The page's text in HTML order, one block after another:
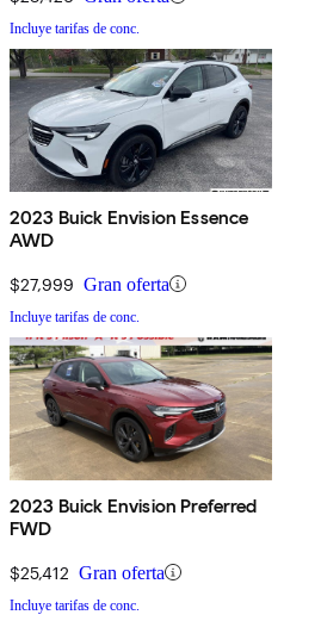
Incluye tarifas de conc.
2023 Buick Envision Essence
AWD
$27,999 Gran oferta
Incluye tarifas de conc.
2023 Buick Envision Preferred
FWD
$25,412 Gran oferta
Incluye tarifas de conc.